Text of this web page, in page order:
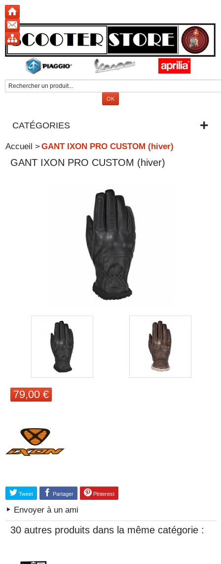
CATÉGORIES
Accueil > GANT IXON PRO CUSTOM (hiver)
GANT IXON PRO CUSTOM (hiver)
79,00 €
Tweet Partager Pinterest
Envoyer à un ami
30 autres produits dans la même catégorie :